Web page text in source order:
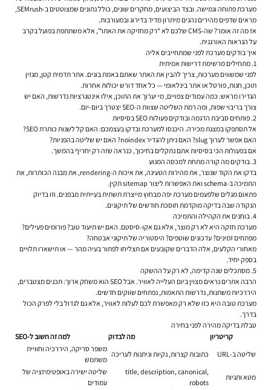
מערכת פתוחה וגמישה. ובצד הביצועים, מחקרים שונים, כולל נתונים שמצוטטים ב-SEMrush,
מראים שדפים מהירים נהנים מיתרון מדיד בדירוג ובמעורבות.
אז מה זה אומר? שה-CMS שלכם לא “רק מחזיקה את האתר”, אלא משתתפת בפועל בקרב
על הנראות האורגנית.
איך בודקים מערכת לפני שמתחייבים אליה
1. מתחילים מרשימת דרישות אמיתית
לפני שמשווים מערכות, צריך להבין את האתר שאתם באמת בונים. אתר תדמית קטן, מגזין
תוכן, חנות, פורטל או אתר בינלאומי — כל אחד דורש יכולות אחרות.
הגדירו מראש: כמה עמודים צפויים, מי יערוך את התוכן, אילו אינטגרציות נדרשות, האם יש
צורך בריבוי שפות, ומה רמת השליטה שצוות ה-SEO יצטרך ביום-יום.
2. פותחים סביבת הדגמה ובודקים פעולות SEO בסיסיות
אל תסתפקו במצגת מכירה. היכנסו למערכת ובדקו בעצמכם: האם קל לשנות כותרת SEO?
האם אפשר לערוך slug? האם ניתן להגדיר noindex? האם יש שליטה בהפניות?
אם בפעולות הכי בסיסיות אתם נתקלים בחיכוך, כנראה שזה רק יחריף בהמשך.
3. בודקים מה קורה מתחת למכסה המנוע
בדקו את הקוד שנוצר, את מהירות הטעינה, את איכות ה-rendering, את מבנה הכותרות, את
התמיכה ב-schema ואת האפשרות ליצור sitemap תקין.
פתאום מגלים שלפעמים מערכת יפה מבחוץ מייצרת תשתית בעייתית מבפנים. וזו בדיוק
הנקודה שבה בדיקה מוקדמת חוסכת חודשים של תיקונים.
4. בוחנים את הקהילה והתמיכה
מערכת חזקה היא לא רק מוצר, אלא גם אקו-סיסטם. האם יש תיעוד טוב? פורומים פעילים?
מפתחים זמינים? עדכונים שוטפים? היסטוריה של תיקוני אבטחה?
מאחורי הקלעים, אלה הדברים שקובעים אם תצליחו לפתור בעיה מהר — או תישארו תלויים
בספק יחיד.
5. מסתכלים שנה קדימה, לא רק על ההשקה
הרבה אתרים נראים מצוין ביום העלייה לאוויר. אבל SEO הוא משחק ארוך: תכנים מצטברים,
היררכיות משתנות, נדרשות התאמות, נפתחים שווקים חדשים.
מערכת טובה היא כזו שלא רק מאפשרת לכם לעלות לאוויר, אלא גם לגדול בלי לפרק הכול
בדרך.
טבלת בדיקה מהירה לפני בחירה
קריטריון
מה לבדוק
למה זה חשוב ל-SEO
שליטה ב-URL
כתובות קצרות, נקיות וניתנות לעריכה
משפר סריקה, היררכיה וחוויית
משתמש
מטא ותגיות
title, description, canonical,
robots
שליטה ישירה באופטימיזציה של
עמודים